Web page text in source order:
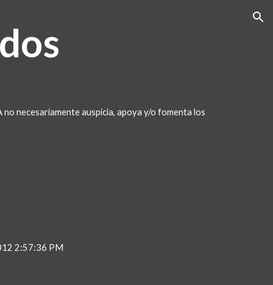
necesariamente auspicia, apoya y/o fomenta los
2:57:36 PM